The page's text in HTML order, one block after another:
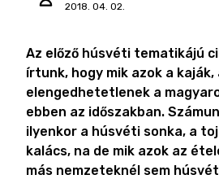
2018. 04. 02.
Az előző húsvéti tematikájú
írtunk, hogy mik azok a kaják,
elengedhetetlenek a
ebben az időszakban.
ilyenkor a húsvéti sonka, a
kalács, na de mik azok az
más nemzeteknél sem